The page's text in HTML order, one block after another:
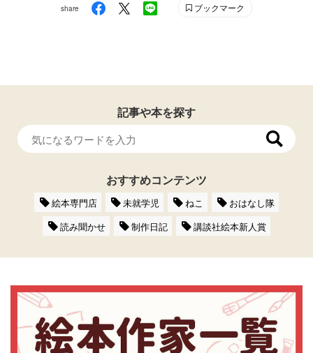
share ブックマーク
記事や本を探す
おすすめコンテンツ
絵本専門店 未就学児 ねこ
おはなし隊
読み聞かせ
制作日記 講談社絵本新人賞